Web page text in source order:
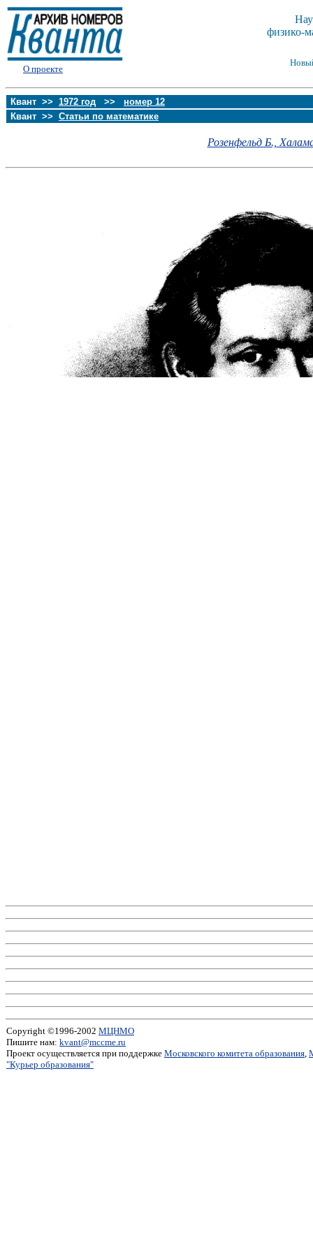
О проекте
физико-
Квант >> 1972 год >> номер 12
Квант >> Статьи по математике
Розенфельд Б.,
Copyright ©1996-2002 МЦНМО
Пишите нам: kvant@mccme.ru
Проект осуществляется при поддержке Московского комитета образования,
"Курьер образования"